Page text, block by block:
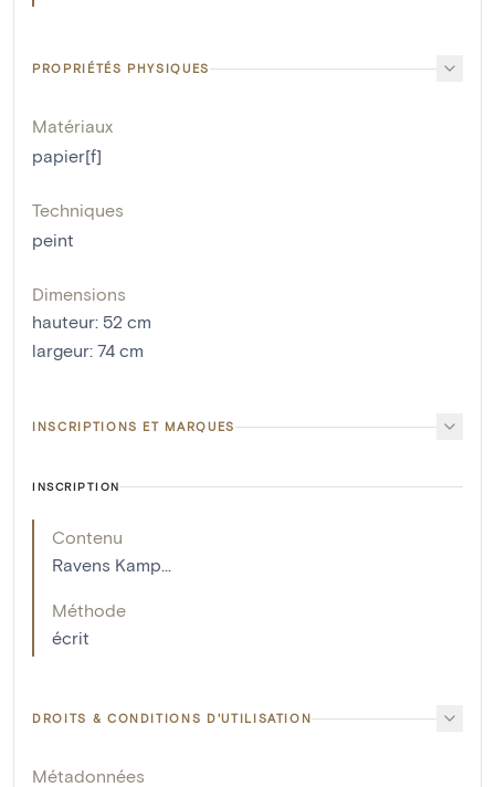
PROPRIÉTÉS PHYSIQUES
Matériaux
papier[f]
Techniques
peint
Dimensions
hauteur: 52 cm
largeur: 74 cm
INSCRIPTIONS ET MARQUES
INSCRIPTION
Contenu
Ravens Kamp...
Méthode
écrit
DROITS & CONDITIONS D'UTILISATION
Métadonnées